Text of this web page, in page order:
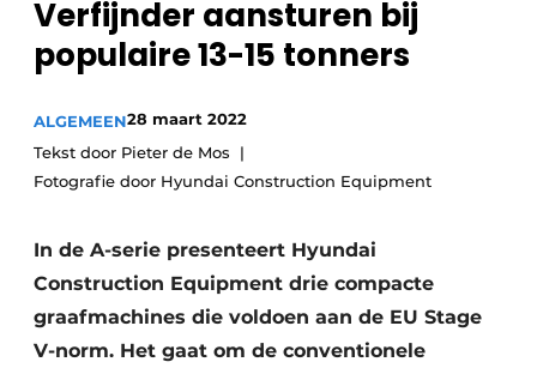
Privacy / Cookie statement
Vacature aanmelden
Video’s
Verfijnder aansturen bij
populaire 13-15 tonners
ALGEMEEN28 maart 2022
Tekst door Pieter de Mos
Fotografie door Hyundai Construction Equipment
In de A-serie presenteert Hyundai
Construction Equipment drie compacte
graafmachines die voldoen aan de EU Stage
V-norm. Het gaat om de conventionele